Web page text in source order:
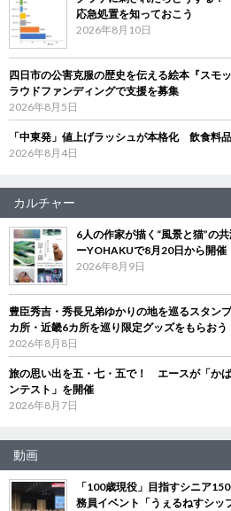
応急処置を知っておこう
2026年8月10日
四日市の公害克服の歴史を伝える絵本『ス
ラウドファンディングで支援を募集
2026年8月5日
「中東発」値上げラッシュが本格化 飲食料
2026年8月4日
カルチャー
6人の作家が描く“風景と猫”の
ーYOHAKUで8月20日から開催
2026年8月9日
豊臣秀吉・秀長兄弟ゆかりの地を巡るスタ
カ所・近畿6カ所を巡り限定グッズをもらおう
2026年8月8日
旅の思い出を五・七・五で！ エースが「か
ンテスト」を開催
2026年8月7日
動画
「100歳現役」目指すシニア
務員イベント「うぇるねすシッ